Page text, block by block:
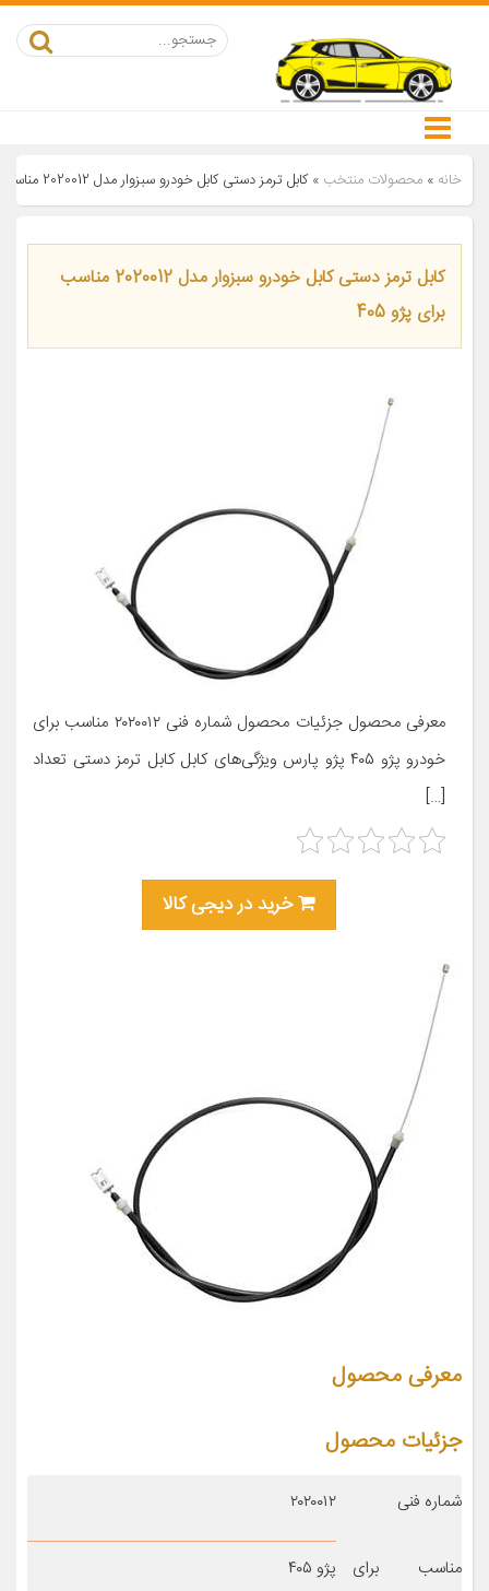
خانه » محصولات منتخب »کابل ترمز دستی کابل خودرو سبزوار مدل 2020012 مناسب برای پژو 405
کابل ترمز دستی کابل خودرو سبزوار مدل 2020012 مناسب
برای پژو 405
معرفی محصول جزئیات محصول شماره فنی ۲۰۲۰۰۱۲ مناسب برای
خودرو پژو ۴۰۵ پژو پارس ویژگی‌های کابل کابل ترمز دستی تعداد
[…]
خرید در دیجی کالا
معرفی محصول
جزئیات محصول
شماره فنی ۲۰۲۰۰۱۲
مناسب برای
پژو ۴۰۵